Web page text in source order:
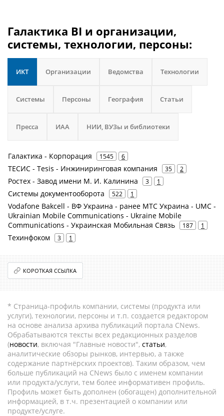
Галактика BI и организации,
системы, технологии, персоны:
ИКТ Организации Ведомства Технологии
Системы Персоны География Статьи
Пресса ИАА НИИ, ВУЗы и библиотеки
Галактика - Корпорация 1545 6
ТЕСИС - Tesis - Инжиниринговая компания 35 2
Ростех - Завод имени М. И. Калинина 3 1
Системы документооборота 522 1
Vodafone Bakcell - ВФ Украина - ранее МТС Украина - UMC -
Ukrainian Mobile Communications - Ukraine Mobile
Communications - Украинская Мобильная Связь
187 1
Техинфоком 3 1
КОРОТКАЯ ССЫЛКА
* Страница-профиль компании, системы (продукта или
услуги), технологии, персоны и т.п. создается редактором
на основе анализа архива публикаций портала CNews.
Обрабатываются тексты всех редакционных разделов
(новости, включая "Главные новости", статьи,
аналитические обзоры рынков, интервью, а также
содержание партнёрских проектов). Таким образом, чем
больше публикаций на CNews было с именем компании
или продукта/услуги, тем более информативен профиль.
Профиль может быть дополнен (обогащен) дополнительной
информацией, в т.ч. презентацией о компании или
продукте/услуге.